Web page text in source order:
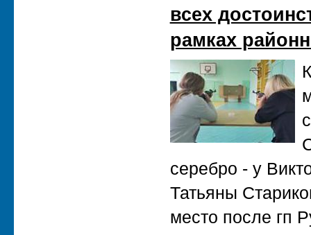
всех
рамках
серебро - у
Татьяны
место после гп